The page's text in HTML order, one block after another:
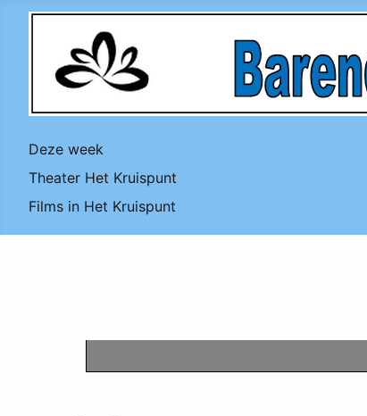
Deze week
Theater Het Kruispunt
Films in Het Kruispunt